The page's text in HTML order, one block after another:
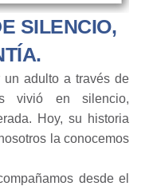
SILENCIO,
adulto a través de
vivió en silencio,
Hoy, su historia
la conocemos
desde el